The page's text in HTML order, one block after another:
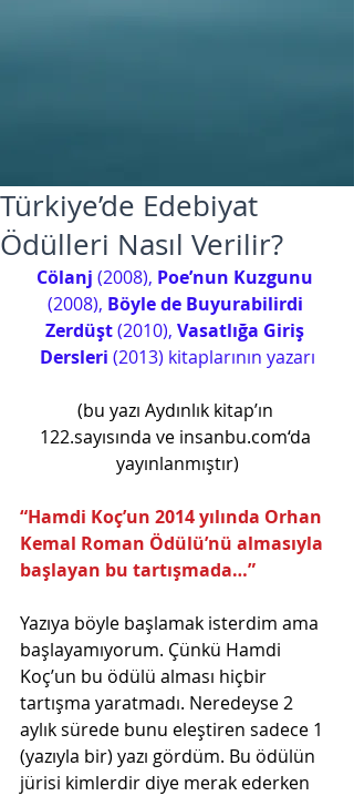
Türkiye’de Edebiyat
Ödülleri Nasıl Verilir?
Cölanj (2008), Poe’nun Kuzgunu
(2008), Böyle de Buyurabilirdi
Zerdüşt (2010), Vasatlığa Giriş
Dersleri (2013) kitaplarının yazarı
(bu yazı Aydınlık kitap’ın
122.sayısında ve insanbu.com‘da
yayınlanmıştır)
“Hamdi Koç’un 2014 yılında Orhan
Kemal Roman Ödülü’nü almasıyla
başlayan bu tartışmada…”
Yazıya böyle başlamak isterdim ama
başlayamıyorum. Çünkü Hamdi
Koç’un bu ödülü alması hiçbir
tartışma yaratmadı. Neredeyse 2
aylık sürede bunu eleştiren sadece 1
(yazıyla bir) yazı gördüm. Bu ödülün
jürisi kimlerdir diye merak ederken